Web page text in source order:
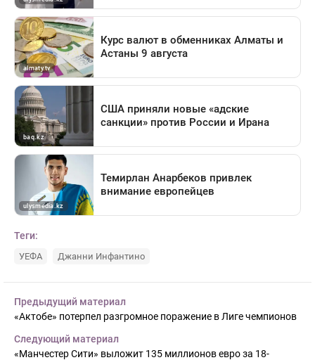
Теги:
УЕФА Джанни Инфантино
Предыдущий материал
«Актобе» потерпел разгромное поражение в Лиге чемпионов
Следующий материал
«Манчестер Сити» выложит 135 миллионов евро за 18-